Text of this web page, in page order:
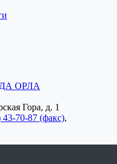
ОРЛА
Гора, д. 1
43-70-87 (факс),